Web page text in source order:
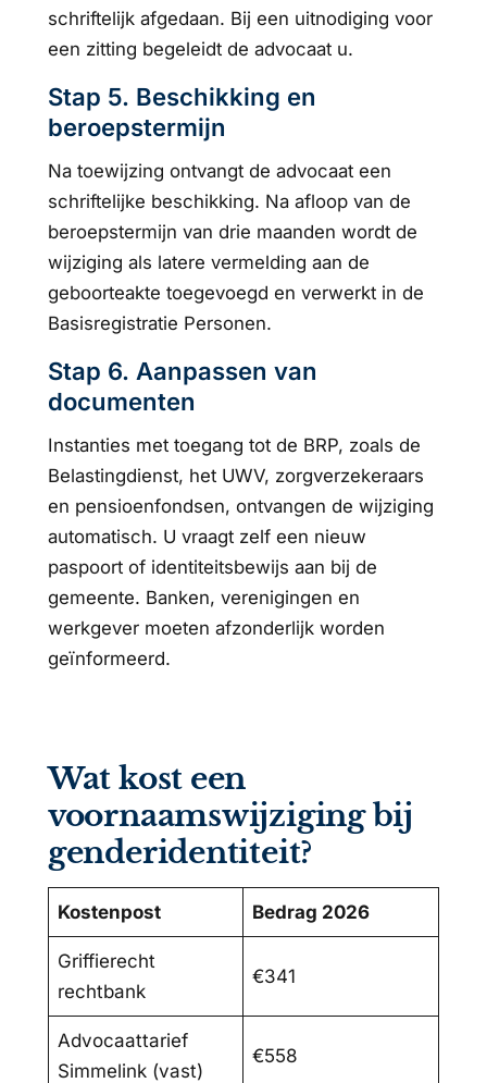
schriftelijk afgedaan. Bij een uitnodiging voor
een zitting begeleidt de advocaat u.
Stap 5. Beschikking en
beroepstermijn
Na toewijzing ontvangt de advocaat een
schriftelijke beschikking. Na afloop van de
beroepstermijn van drie maanden wordt de
wijziging als latere vermelding aan de
geboorteakte toegevoegd en verwerkt in de
Basisregistratie Personen.
Stap 6. Aanpassen van
documenten
Instanties met toegang tot de BRP, zoals de
Belastingdienst, het UWV, zorgverzekeraars
en pensioenfondsen, ontvangen de wijziging
automatisch. U vraagt zelf een nieuw
paspoort of identiteitsbewijs aan bij de
gemeente. Banken, verenigingen en
werkgever moeten afzonderlijk worden
geïnformeerd.
Wat kost een
voornaamswijziging bij
genderidentiteit?
Kostenpost Bedrag 2026
Griffierecht
rechtbank
€341
Advocaattarief
Simmelink (vast)
€558